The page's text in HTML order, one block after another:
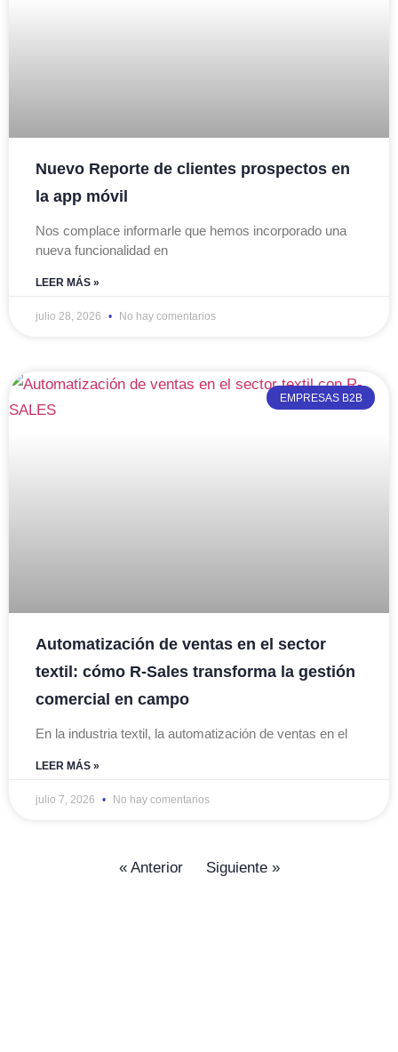
Nuevo Reporte de clientes prospectos en
la app móvil
Nos complace informarle que hemos incorporado una
nueva funcionalidad en
LEER MÁS »
julio 28, 2026 No hay comentarios
EMPRESAS B2B
Automatización de ventas en el sector
textil: cómo R-Sales transforma la gestión
comercial en campo
En la industria textil, la automatización de ventas en el
LEER MÁS »
julio 7, 2026 No hay comentarios
« Anterior Siguiente »